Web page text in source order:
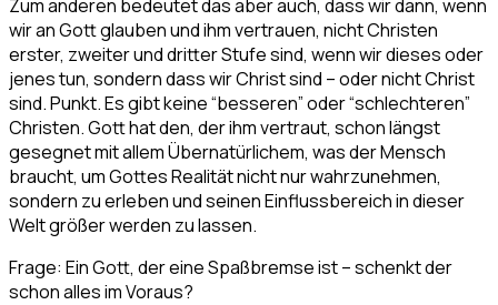
Zum anderen bedeutet das aber auch, dass wir dann, wenn
wir an Gott glauben und ihm vertrauen, nicht Christen
erster, zweiter und dritter Stufe sind, wenn wir dieses oder
jenes tun, sondern dass wir Christ sind – oder nicht Christ
sind. Punkt. Es gibt keine “besseren” oder “schlechteren”
Christen. Gott hat den, der ihm vertraut, schon längst
gesegnet mit allem Übernatürlichem, was der Mensch
braucht, um Gottes Realität nicht nur wahrzunehmen,
sondern zu erleben und seinen Einflussbereich in dieser
Welt größer werden zu lassen.
Frage: Ein Gott, der eine Spaßbremse ist – schenkt der
schon alles im Voraus?